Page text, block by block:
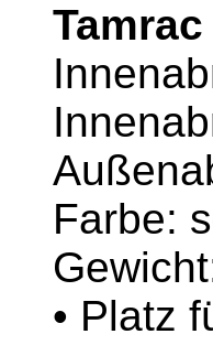
Farbe:
• Platz